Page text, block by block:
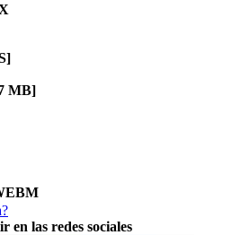
MB]
en las redes sociales